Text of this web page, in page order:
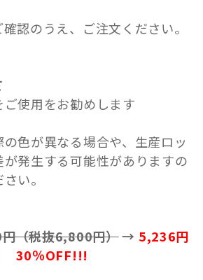
認のうえ、ご注文ください。
使用をお勧めします
色が異なる場合や、生産ロッ
が発生する可能性がありますの
い。
（税抜6,800円）→ 5,236円
30％OFF!!!